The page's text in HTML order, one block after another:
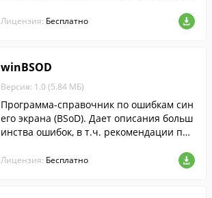
ьности и многое другое.
Лицензия: Бесплатно
winBSOD
Версия: 1.0 (5.84 МБ)
Программа-справочник по ошибкам син
его экрана (BSoD). Дает описания больш
инства ошибок, в т.ч. рекомендации по
различных открытых источников.
Лицензия: Бесплатно